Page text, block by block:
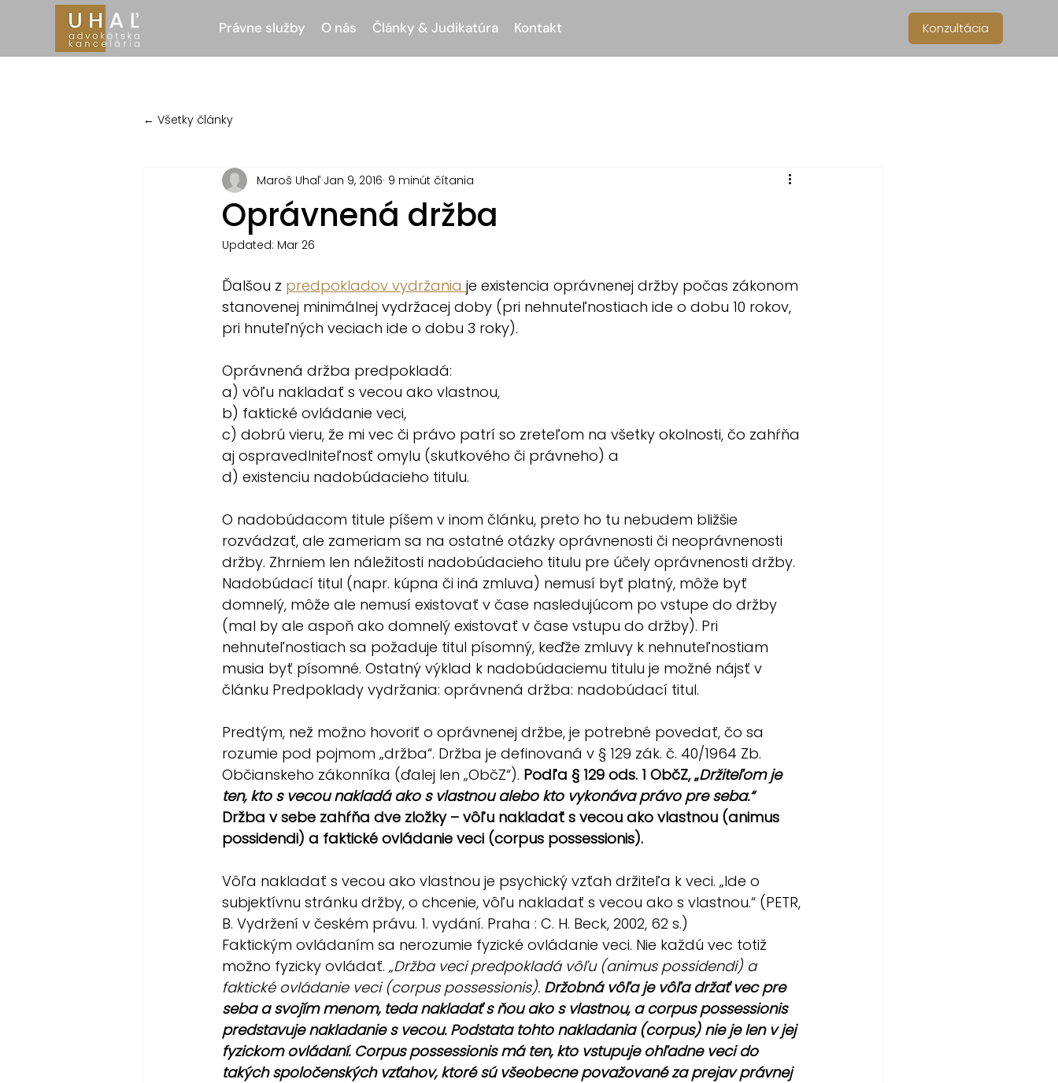
Právne služby O nás Články & Judikatúra Kontakt Konzultácia
← Všetky články
Oprávnená držba
Maroš Uhaľ Jan 9, 2016 9 minút čítania
Updated: Mar 26
Ďalšou z predpokladov vydržania je existencia oprávnenej držby počas zákonom
stanovenej minimálnej vydržacej doby (pri nehnuteľnostiach ide o dobu 10 rokov,
pri hnuteľných veciach ide o dobu 3 roky).
Oprávnená držba predpokladá:
a) vôľu nakladať s vecou ako vlastnou,
b) faktické ovládanie veci,
c) dobrú vieru, že mi vec či právo patrí so zreteľom na všetky okolnosti, čo zahŕňa
aj ospravedlniteľnosť omylu (skutkového či právneho) a
d) existenciu nadobúdacieho titulu.
O nadobúdacom titule píšem v inom článku, preto ho tu nebudem bližšie
rozvádzať, ale zameriam sa na ostatné otázky oprávnenosti či neoprávnenosti
držby. Zhrniem len náležitosti nadobúdacieho titulu pre účely oprávnenosti držby.
Nadobúdací titul (napr. kúpna či iná zmluva) nemusí byť platný, môže byť
domnelý, môže ale nemusí existovať v čase nasledujúcom po vstupe do držby
(mal by ale aspoň ako domnelý existovať v čase vstupu do držby). Pri
nehnuteľnostiach sa požaduje titul písomný, keďže zmluvy k nehnuteľnostiam
musia byť písomné. Ostatný výklad k nadobúdaciemu titulu je možné nájsť v
článku Predpoklady vydržania: oprávnená držba: nadobúdací titul.
Predtým, než možno hovoriť o oprávnenej držbe, je potrebné povedať, čo sa
rozumie pod pojmom „držba“. Držba je definovaná v § 129 zák. č. 40/1964 Zb.
Občianskeho zákonníka (ďalej len „ObčZ“). Podľa § 129 ods. 1 ObčZ, „Držiteľom je
ten, kto s vecou nakladá ako s vlastnou alebo kto vykonáva právo pre seba.“
Držba v sebe zahŕňa dve zložky – vôľu nakladať s vecou ako vlastnou (animus
possidendi) a faktické ovládanie veci (corpus possessionis).
Vôľa nakladať s vecou ako vlastnou je psychický vzťah držiteľa k veci. „Ide o
subjektívnu stránku držby, o chcenie, vôľu nakladať s vecou ako s vlastnou.“ (PETR,
B. Vydržení v českém právu. 1. vydání. Praha : C. H. Beck, 2002, 62 s.)
Faktickým ovládaním sa nerozumie fyzické ovládanie veci. Nie každú vec totiž
možno fyzicky ovládať. „Držba veci predpokladá vôľu (animus possidendi) a
faktické ovládanie veci (corpus possessionis). Držobná vôľa je vôľa držať vec pre
seba a svojím menom, teda nakladať s ňou ako s vlastnou, a corpus possessionis
predstavuje nakladanie s vecou. Podstata tohto nakladania (corpus) nie je len v jej
fyzickom ovládaní. Corpus possessionis má ten, kto vstupuje ohľadne veci do
takých spoločenských vzťahov, ktoré sú všeobecne považované za prejav právnej